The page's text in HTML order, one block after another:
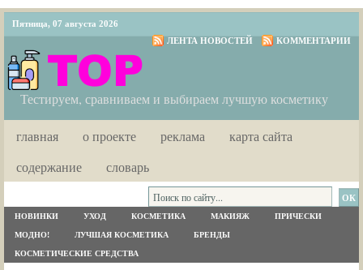
Пятница, 07 августа 2026
ЛЕНТА НОВОСТЕЙ
КОММЕНТАРИИ
Тестируем, сравниваем и выбираем лучшую косметику
главная о проекте реклама
карта сайта
содержание
словарь
НОВИНКИ УХОД КОСМЕТИКА МАКИЯЖ ПРИЧЕСКИ
МОДНО! ЛУЧШАЯ КОСМЕТИКА БРЕНДЫ
КОСМЕТИЧЕСКИЕ СРЕДСТВА